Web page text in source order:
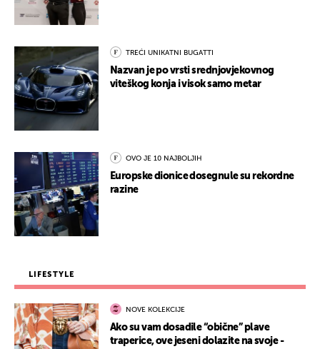
TREĆI UNIKATNI BUGATTI
Nazvan je po vrsti srednjovjekovnog
viteškog konja i visok samo metar
OVO JE 10 NAJBOLJIH
Europske dionice dosegnule su rekordne
razine
LIFESTYLE
NOVE KOLEKCIJE
Ako su vam dosadile “obične” plave
traperice, ove jeseni dolazite na svoje -